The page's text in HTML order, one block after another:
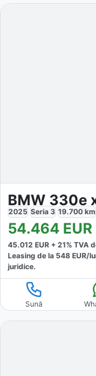
BMW 330e
2025 Seria 3 19.700 km
54.464 EUR
45.012 EUR + 21% TVA
Leasing de la 548 EUR/
juridice.
Sună